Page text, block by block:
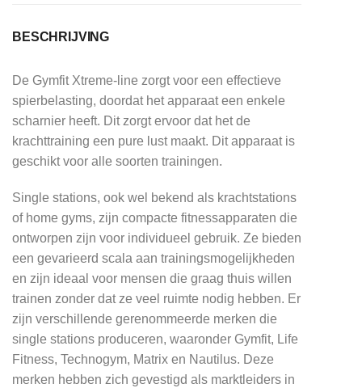
BESCHRIJVING
De Gymfit Xtreme-line zorgt voor een effectieve
spierbelasting, doordat het apparaat een enkele
scharnier heeft. Dit zorgt ervoor dat het de
krachttraining een pure lust maakt. Dit apparaat is
geschikt voor alle soorten trainingen.
Single stations, ook wel bekend als krachtstations
of home gyms, zijn compacte fitnessapparaten die
ontworpen zijn voor individueel gebruik. Ze bieden
een gevarieerd scala aan trainingsmogelijkheden
en zijn ideaal voor mensen die graag thuis willen
trainen zonder dat ze veel ruimte nodig hebben. Er
zijn verschillende gerenommeerde merken die
single stations produceren, waaronder Gymfit, Life
Fitness, Technogym, Matrix en Nautilus. Deze
merken hebben zich gevestigd als marktleiders in